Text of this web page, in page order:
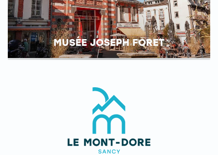
MUSÉE JOSEPH FORET